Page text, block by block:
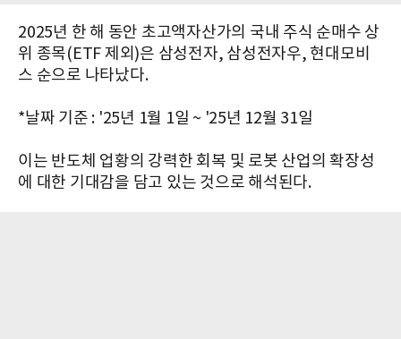
2025년 한 해 동안 초고액자산가의 국내 주식 순매수 상
위 종목(ETF 제외)은 삼성전자, 삼성전자우, 현대모비
스 순으로 나타났다.
*날짜 기준 : '25년 1월 1일 ~ '25년 12월 31일
이는 반도체 업황의 강력한 회복 및 로봇 산업의 확장성
에 대한 기대감을 담고 있는 것으로 해석된다.